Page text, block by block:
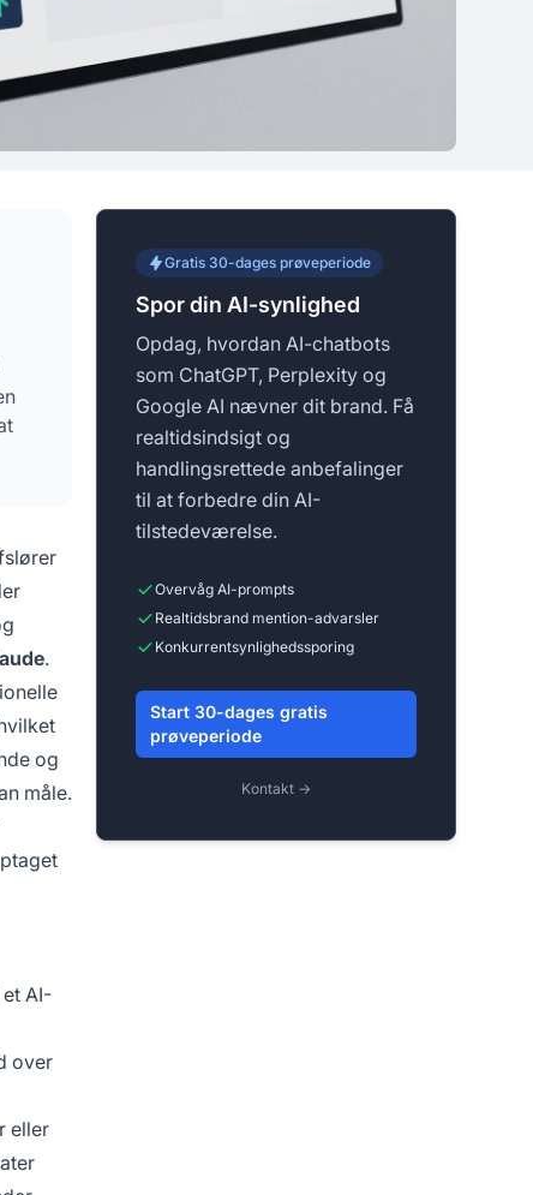
.
og
måle.
AI-
over
eller
Gratis 30-dages prøveperiode
Spor din AI-synlighed
Opdag, hvordan AI-chatbots
som ChatGPT, Perplexity og
Google AI nævner dit brand. Få
realtidsindsigt og
handlingsrettede anbefalinger
til at forbedre din AI-
tilstedeværelse.
Overvåg AI-prompts
Realtidsbrand mention-advarsler
Konkurrentsynlighedssporing
Start 30-dages gratis
prøveperiode
Kontakt →